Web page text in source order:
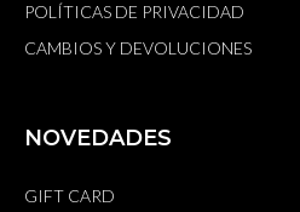
POLÍTICAS DE PRIVACIDAD
CAMBIOS Y DEVOLUCIONES
NOVEDADES
GIFT CARD